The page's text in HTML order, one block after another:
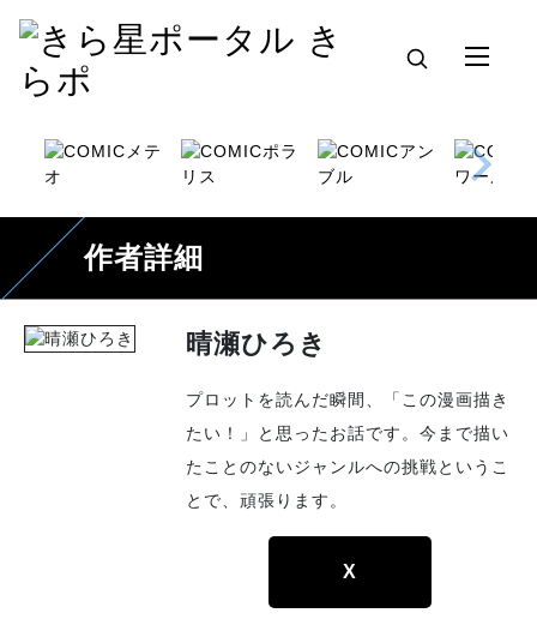
作者詳細
晴瀬ひろき
プロットを読んだ瞬間、「この漫画描き
たい！」と思ったお話です。今まで描い
たことのないジャンルへの挑戦というこ
とで、頑張ります。
X